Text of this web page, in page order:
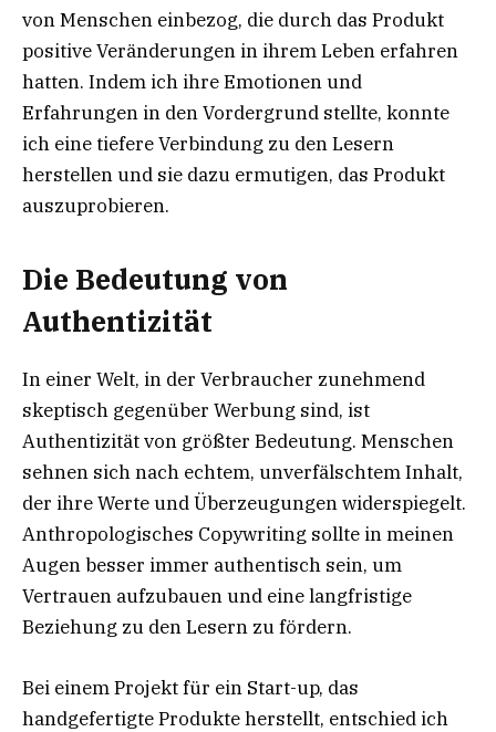
von Menschen einbezog, die durch das Produkt
positive Veränderungen in ihrem Leben erfahren
hatten. Indem ich ihre Emotionen und
Erfahrungen in den Vordergrund stellte, konnte
ich eine tiefere Verbindung zu den Lesern
herstellen und sie dazu ermutigen, das Produkt
auszuprobieren.
Die Bedeutung von
Authentizität
In einer Welt, in der Verbraucher zunehmend
skeptisch gegenüber Werbung sind, ist
Authentizität von größter Bedeutung. Menschen
sehnen sich nach echtem, unverfälschtem Inhalt,
der ihre Werte und Überzeugungen widerspiegelt.
Anthropologisches Copywriting sollte in meinen
Augen besser immer authentisch sein, um
Vertrauen aufzubauen und eine langfristige
Beziehung zu den Lesern zu fördern.
Bei einem Projekt für ein Start-up, das
handgefertigte Produkte herstellt, entschied ich